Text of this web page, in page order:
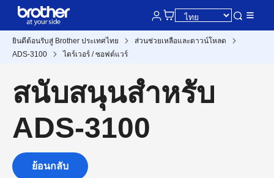
ยินดีต้อนรับสู่ Brother ประเทศไทย
ส่วนช่วยเหลือและดาวน์โหลด
ADS-3100
ไดร์เวอร์ / ซอฟต์แวร์
สนับสนุนสำหรับ
ADS-3100
ย้อนกลับ